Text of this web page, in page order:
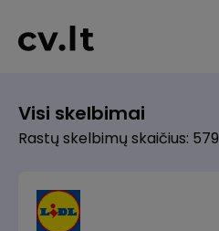
Visi skelbimai
Rastų skelbimų skaičius: 579